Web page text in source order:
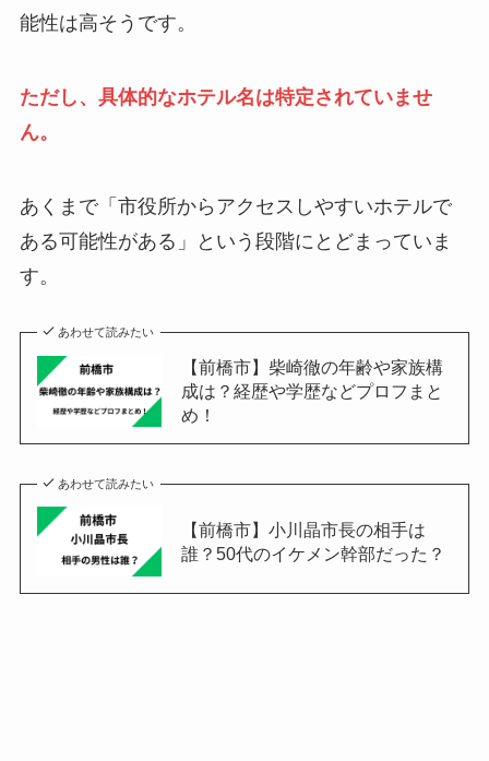
能性は高そうです。
ただし、具体的なホテル名は特定されていませ
ん。
あくまで「市役所からアクセスしやすいホテルで
ある可能性がある」という段階にとどまっていま
す。
あわせて読みたい
【前橋市】柴崎徹の年齢や家族構
成は？経歴や学歴などプロフまと
め！
あわせて読みたい
【前橋市】小川晶市長の相手は
誰？50代のイケメン幹部だった？